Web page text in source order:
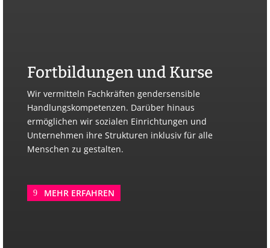
Fortbildungen und Kurse
Wir vermitteln Fachkräften gendersensible
Handlungskompetenzen. Darüber hinaus
ermöglichen wir sozialen Einrichtungen und
Unternehmen ihre Strukturen inklusiv für alle
Menschen zu gestalten.
MEHR ERFAHREN